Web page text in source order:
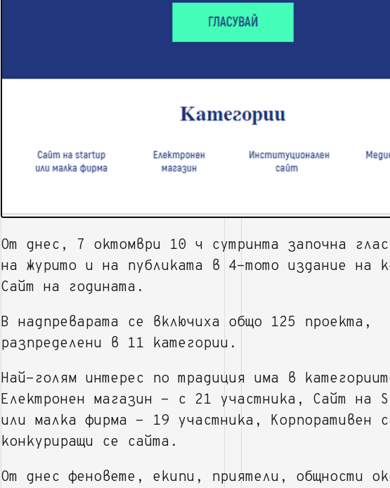
От днес, 7 октомври 10 ч сутринта започна
на журито и на публиката в 4-тото издание на
Сайт на годината.
В надпреварата се включиха общо 125 проекта,
разпределени в 11 категории.
Най-голям интерес по традиция има в
Електронен магазин - с 21 участника, Сайт на
или малка фирма - 19 участника, Корпоративен
конкуриращи се сайта.
От днес феновете, екипи, приятели, общности